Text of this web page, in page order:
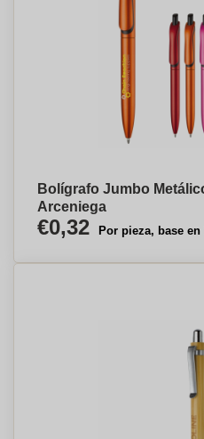
Bolígrafo Jumbo
Arceniega
€0,32 Por pieza, base en